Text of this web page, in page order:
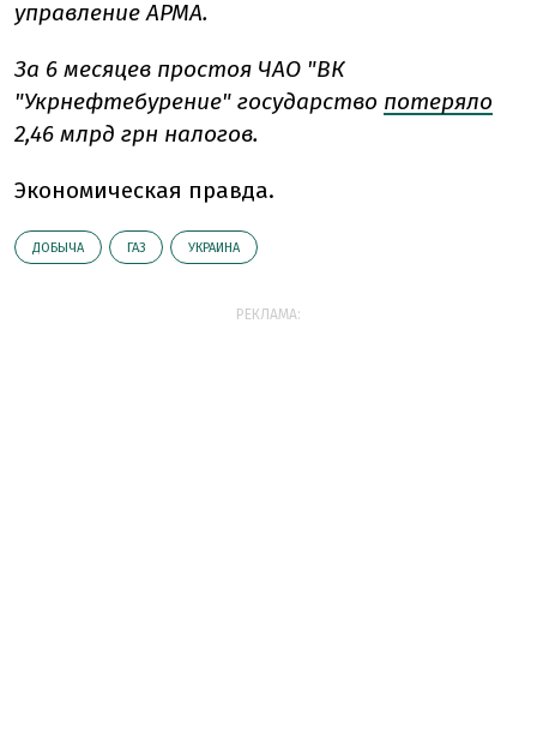
управление АРМА.
За 6 месяцев простоя ЧАО "ВК
"Укрнефтебурение" государство потеряло
2,46 млрд грн налогов.
Экономическая правда.
ДОБЫЧА ГАЗ УКРАИНА
РЕКЛАМА: